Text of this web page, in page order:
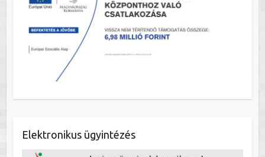
Elektronikus ügyintézés